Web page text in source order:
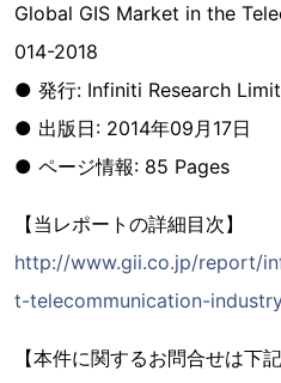
Global GIS Market in the
014-2018
● 発行: Infiniti Research
● 出版日: 2014年09月17日
● ページ情報: 85 Pages
【当レポートの詳細目次】
http://www.gii.co.jp/report/
t-telecommunication-
【本件に関するお問合せは下記